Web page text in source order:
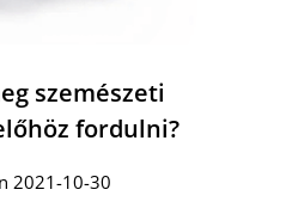
szemészeti
fordulni?
2021-10-30